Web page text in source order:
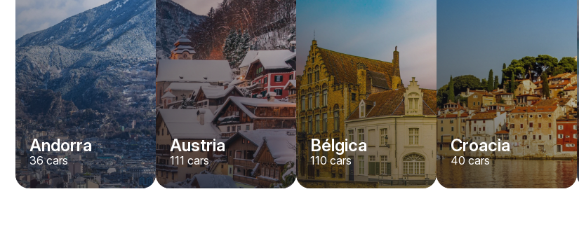
Andorra
36cars
Austria
111 cars
Bélgica
110cars
Croacia
40cars